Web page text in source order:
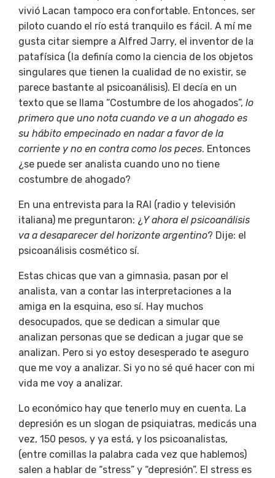
vivió Lacan tampoco era confortable. Entonces, ser
piloto cuando el río está tranquilo es fácil. A mí me
gusta citar siempre a Alfred Jarry, el inventor de la
patafísica (la definía como la ciencia de los objetos
singulares que tienen la cualidad de no existir, se
parece bastante al psicoanálisis). El decía en un
texto que se llama “Costumbre de los ahogados”, lo
primero que uno nota cuando ve a un ahogado es
su hábito empecinado en nadar a favor de la
corriente y no en contra como los peces. Entonces
¿se puede ser analista cuando uno no tiene
costumbre de ahogado?
En una entrevista para la RAI (radio y televisión
italiana) me preguntaron: ¿Y ahora el psicoanálisis
va a desaparecer del horizonte argentino? Dije: el
psicoanálisis cosmético sí.
Estas chicas que van a gimnasia, pasan por el
analista, van a contar las interpretaciones a la
amiga en la esquina, eso sí. Hay muchos
desocupados, que se dedican a simular que
analizan personas que se dedican a jugar que se
analizan. Pero si yo estoy desesperado te aseguro
que me voy a analizar. Si yo no sé qué hacer con mi
vida me voy a analizar.
Lo económico hay que tenerlo muy en cuenta. La
depresión es un slogan de psiquiatras, medicás una
vez, 150 pesos, y ya está, y los psicoanalistas,
(entre comillas la palabra cada vez que hablemos)
salen a hablar de “stress” y “depresión”. El stress es